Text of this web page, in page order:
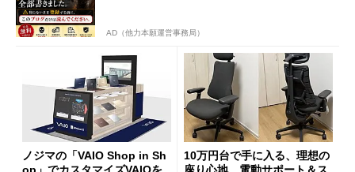
AD（他力本願運営事務局）
ノジマの「VAIO Shop in Sh
op」でカスタマイズVAIOを
10万円台で手に入る、理想の
座り心地 電動サポート＆ス